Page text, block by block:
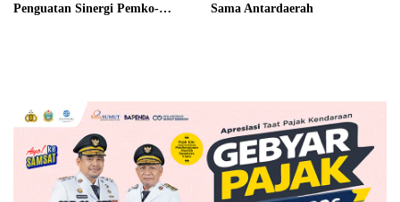
Penguatan Sinergi Pemko-
Sama Antardaerah